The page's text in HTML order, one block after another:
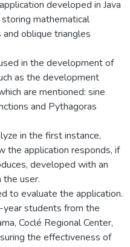
developed in Java
mathematical
oblique triangles
in the development of
as the development
are mentioned: sine
and Pythagoras
in the first instance,
the application responds, if
developed with an
user.
to evaluate the application.
students from the
Coclé Regional Center,
the effectiveness of